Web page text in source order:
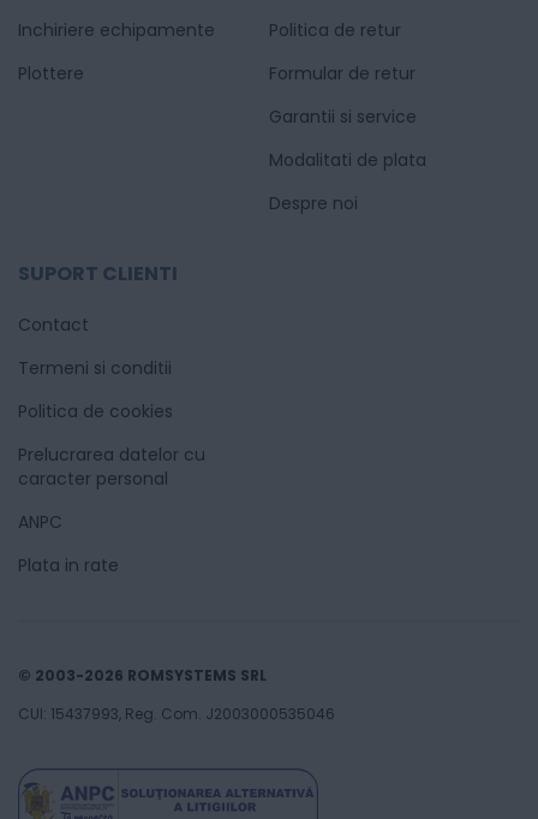
Inchiriere echipamente
Plottere
Politica de retur
Formular de retur
Garantii si service
Modalitati de plata
Despre noi
SUPORT CLIENTI
Contact
Termeni si conditii
Politica de cookies
Prelucrarea datelor cu
caracter personal
ANPC
Plata in rate
© 2003-2026 ROMSYSTEMS SRL
CUI: 15437993, Reg. Com. J2003000535046